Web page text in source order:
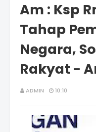
Am : Ksp
Tahap
Negara,
Rakyat -
ADMIN 10:10